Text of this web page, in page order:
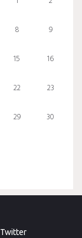
8 9
15 16
22 23
29 30
Twitter